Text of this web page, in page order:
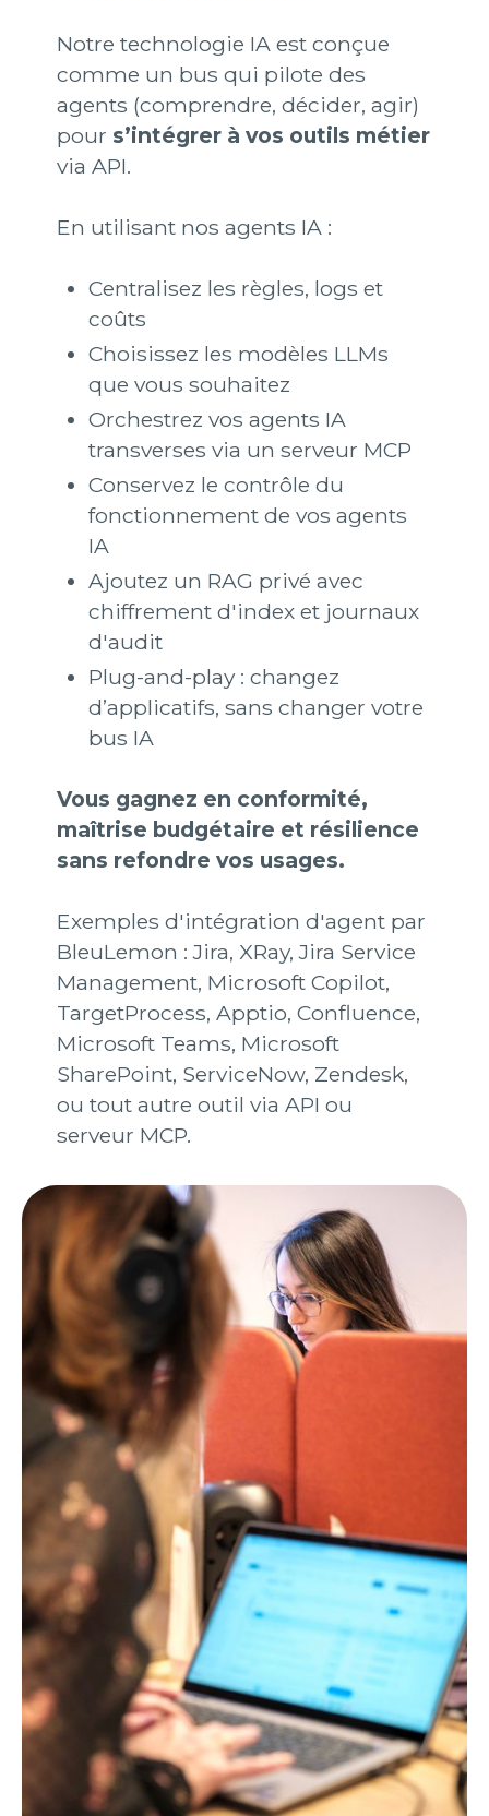
Notre technologie IA est conçue
comme un bus qui pilote des
agents (comprendre, décider, agir)
pour s’intégrer à vos outils métier
via API.
En utilisant nos agents IA :
Centralisez les règles, logs et
coûts
Choisissez les modèles LLMs
que vous souhaitez
Orchestrez vos agents IA
transverses via un serveur MCP
Conservez le contrôle du
fonctionnement de vos agents
IA
Ajoutez un RAG privé avec
chiffrement d'index et journaux
d'audit
Plug-and-play : changez
d’applicatifs, sans changer votre
bus IA
Vous gagnez en conformité,
maîtrise budgétaire et résilience
sans refondre vos usages.
Exemples d'intégration d'agent par
BleuLemon : Jira, XRay, Jira Service
Management, Microsoft Copilot,
TargetProcess, Apptio, Confluence,
Microsoft Teams, Microsoft
SharePoint, ServiceNow, Zendesk,
ou tout autre outil via API ou
serveur MCP.